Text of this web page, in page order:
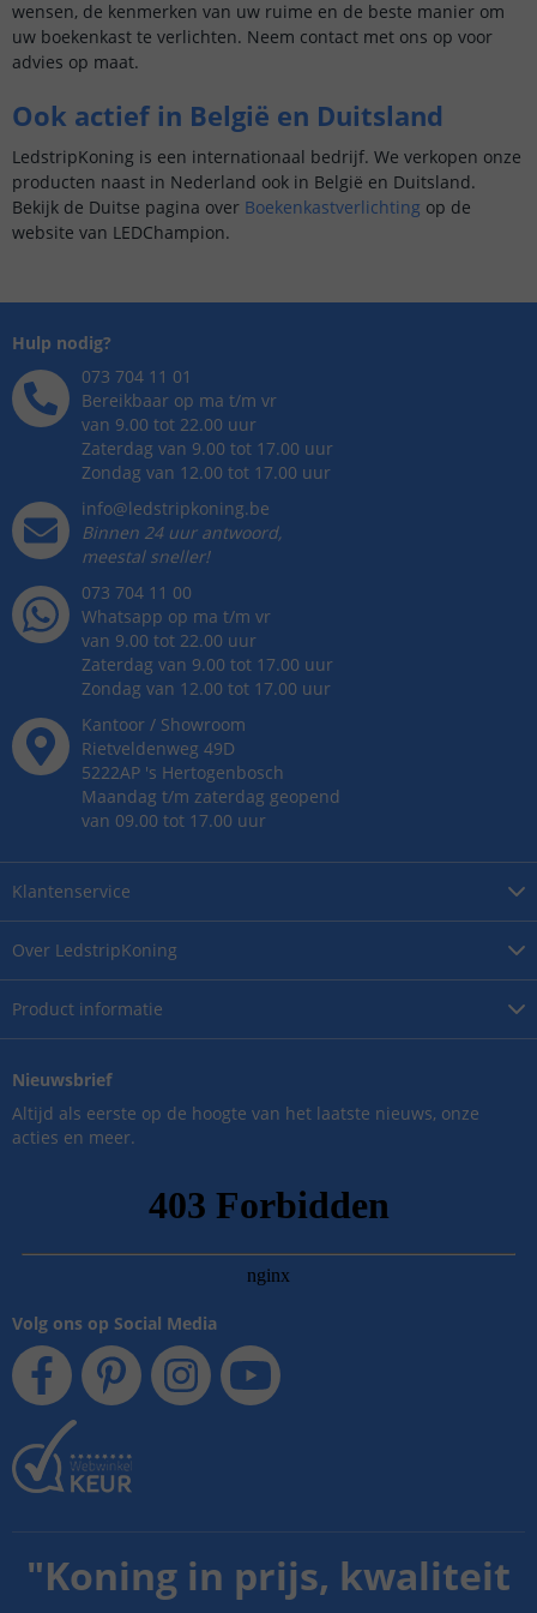
wensen, de kenmerken van uw ruime en de beste manier om
uw boekenkast te verlichten. Neem contact met ons op voor
advies op maat.
Ook actief in België en Duitsland
LedstripKoning is een internationaal bedrijf. We verkopen onze
producten naast in Nederland ook in België en Duitsland.
Bekijk de Duitse pagina over Boekenkastverlichting op de
website van LEDChampion.
Over LedstripKoning
Product informatie
Klantenservice
Hulp nodig?
073 704 11 01
Bereikbaar op ma t/m vr
van 9.00 tot 22.00 uur
Zaterdag van 9.00 tot 17.00 uur
Zondag van 12.00 tot 17.00 uur
info@ledstripkoning.be
Binnen 24 uur antwoord,
meestal sneller!
073 704 11 00
Whatsapp op ma t/m vr
van 9.00 tot 22.00 uur
Zaterdag van 9.00 tot 17.00 uur
Zondag van 12.00 tot 17.00 uur
Kantoor / Showroom
Rietveldenweg 49D
5222AP 's Hertogenbosch
Maandag t/m zaterdag geopend
van 09.00 tot 17.00 uur
Nieuwsbrief
Altijd als eerste op de hoogte van het laatste nieuws, onze
acties en meer.
Volg ons op Social Media
"Koning in prijs, kwaliteit